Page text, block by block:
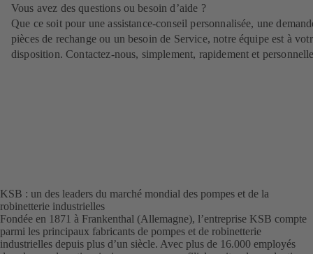
Vous avez des questions ou besoin d’aide ?
Que ce soit pour une assistance-conseil personnalisée, une
pièces de rechange ou un besoin de Service, notre équipe est à
disposition. Contactez-nous, simplement, rapidement et
KSB : un des leaders du marché mondial des pompes et de la
robinetterie industrielles
Fondée en 1871 à Frankenthal (Allemagne), l’entreprise KSB compte
parmi les principaux fabricants de pompes et de robinetterie
industrielles depuis plus d’un siècle. Avec plus de 16.000 employés